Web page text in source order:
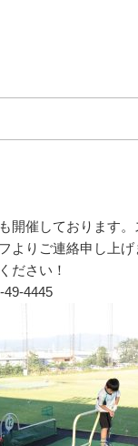
開催しております
よりご連絡申し上げ
ださい！
49-4445